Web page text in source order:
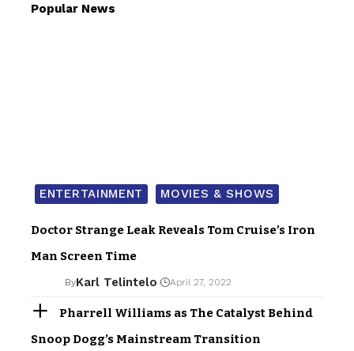
Popular News
ENTERTAINMENT MOVIES & SHOWS
Doctor Strange Leak Reveals Tom Cruise’s Iron
Man Screen Time
ByKarl Telintelo April 27, 2022
Pharrell Williams as The Catalyst Behind
Snoop Dogg’s Mainstream Transition